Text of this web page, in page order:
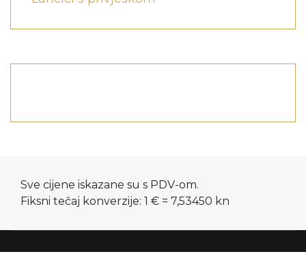
Sve cijene iskazane su s PDV-om.
Fiksni tečaj konverzije: 1 € = 7,53450 kn